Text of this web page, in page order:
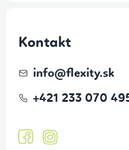
Kontakt
info@flexity.sk
+421 233 070